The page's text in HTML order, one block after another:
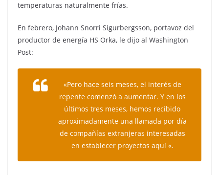
temperaturas naturalmente frías.
En febrero, Johann Snorri Sigurbergsson, portavoz del
productor de energía HS Orka, le dijo al Washington
Post:
«Pero hace seis meses, el interés de
repente comenzó a aumentar. Y en los
últimos tres meses, hemos recibido
aproximadamente una llamada por día
de compañías extranjeras interesadas
en establecer proyectos aquí «.